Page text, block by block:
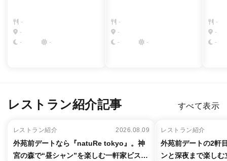
-
-
-
-
-
-
-
-
-
-
-
レストラン紹介記事 すべて表示
レストラン紹介 2026.08.09
外苑前デートなら『natuRe tokyo』。神
宮の森で“昼シャン”を楽しむ一軒家ビスト
レストラン紹介
外苑前デートの2軒
ンと深夜まで楽し